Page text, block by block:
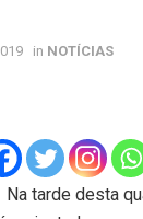
in NOTÍCIAS
Na tarde desta